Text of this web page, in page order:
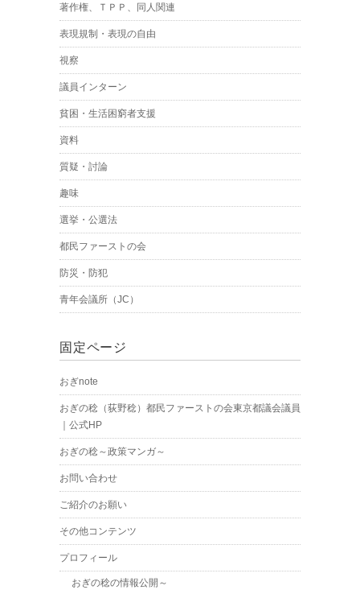
著作権、ＴＰＰ、同人関連
表現規制・表現の自由
視察
議員インターン
貧困・生活困窮者支援
資料
質疑・討論
趣味
選挙・公選法
都民ファーストの会
防災・防犯
青年会議所（JC）
固定ページ
おぎnote
おぎの稔（荻野稔）都民ファーストの会東京都議会議員
｜公式HP
おぎの稔～政策マンガ～
お問い合わせ
ご紹介のお願い
その他コンテンツ
プロフィール
おぎの稔の情報公開～